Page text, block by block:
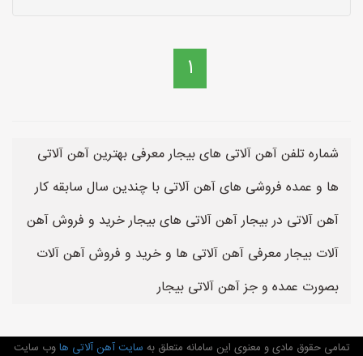
1
شماره تلفن آهن آلاتی های بیجار معرفی بهترین آهن آلاتی
ها و عمده فروشی های آهن آلاتی با چندین سال سابقه کار
آهن آلاتی در بیجار آهن آلاتی های بیجار خرید و فروش آهن
آلات بیجار معرفی آهن آلاتی ها و خرید و فروش آهن آلات
بصورت عمده و جز آهن آلاتی بیجار
تمامی حقوق مادی و معنوی این سامانه متعلق به سایت آهن آلاتی هاوب سایت